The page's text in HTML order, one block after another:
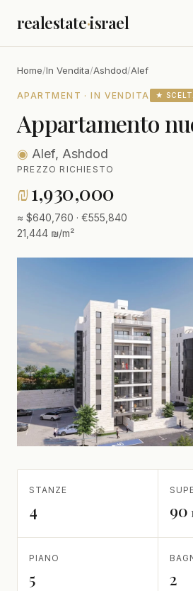
realestate·israel
Home/In Vendita/Ashdod/Alef
APARTMENT · IN VENDITA ★
Appartamento
◉ Alef, Ashdod
PREZZO RICHIESTO
₪1,930,000
≈ $640,760 · €555,840
21,444 ₪/m²
STANZE
4 90
PIANO
5 2